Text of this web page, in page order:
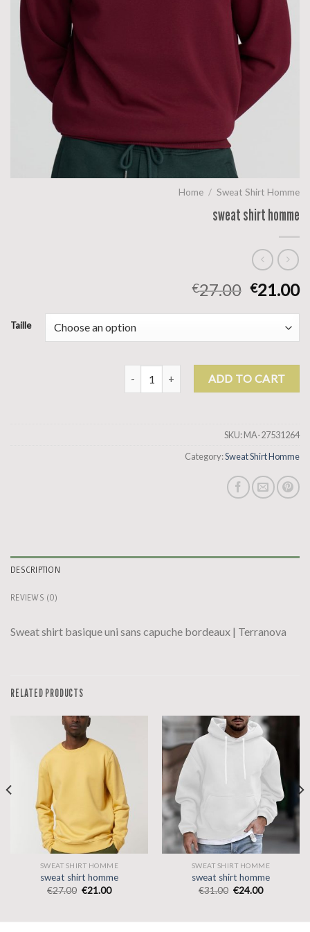
Home / Sweat Shirt Homme
sweat shirt homme
€27.00 €21.00
Taille
sweat shirt homme quantityADD TO CART
SKU:MA-27531264
Category:Sweat Shirt Homme
DESCRIPTION
REVIEWS (0)
Sweat shirt basique uni sans capuche bordeaux | Terranova
RELATED PRODUCTS
SWEAT SHIRT HOMME
sweat shirt homme
€27.00 €21.00
SWEAT SHIRT HOMME
sweat shirt homme
€31.00 €24.00